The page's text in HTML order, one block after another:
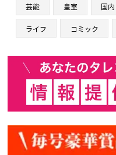
芸能 皇室 国内
ライフ コミック